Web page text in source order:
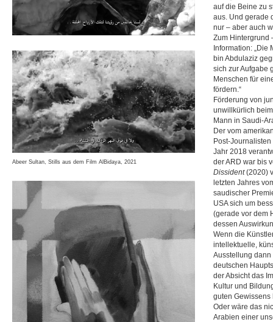
auf die Beine zu
aus. Und gerade
nur – aber auch
Zum Hintergrund
Information:
bin ­Abdulaziz
sich zur Aufgabe
Menschen für
fördern.“
Förderung von
unwillkürlich
Mann in Saudi-
Der vom
Post-
Jahr 2018
der ARD war bis
Dissident(2020)
letzten Jahres
saudischer
USA sich um
(gerade vor dem
dessen
Wenn die
intellektuelle,
Ausstellung
deutschen
der Absicht das
Kultur und
guten Gewissens
Oder wäre das
Arabien einer
Abeer Sultan, Stills aus dem Film AlBidaya, 2021